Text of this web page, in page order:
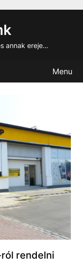
annak ereje…
Menu
rendelni